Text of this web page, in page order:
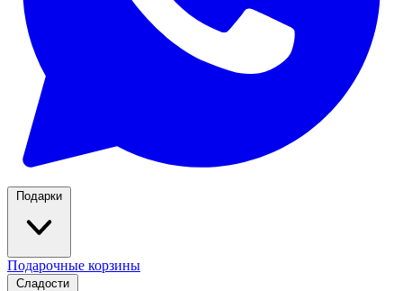
Подарки
Подарочные корзины
Сладости